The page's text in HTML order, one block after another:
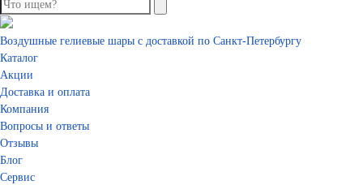
Воздушные гелиевые шары с доставкой по Санкт-Петербургу
Каталог
Акции
Доставка и оплата
Компания
Вопросы и ответы
Отзывы
Блог
Сервис